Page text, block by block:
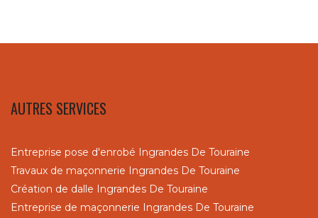
AUTRES SERVICES
Entreprise pose d'enrobé Ingrandes De Touraine
Travaux de maçonnerie Ingrandes De Touraine
Création de dalle Ingrandes De Touraine
Entreprise de maçonnerie Ingrandes De Touraine